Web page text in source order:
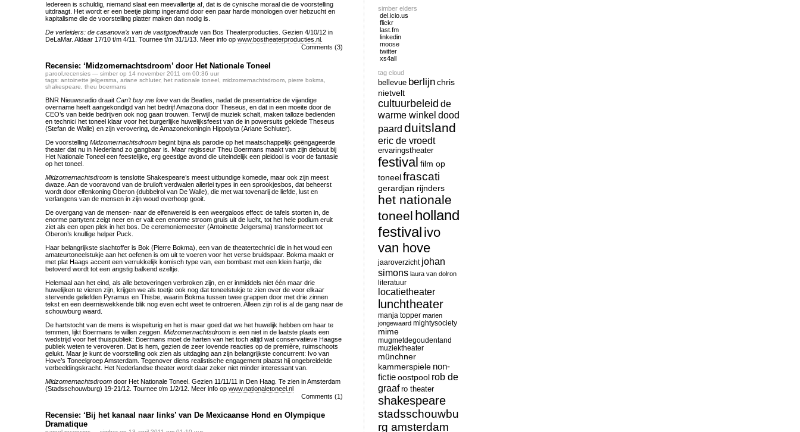
Iedereen is schuldig, niemand slaat een meevallertje af, dat is de cynische moraal die de voorstelling
uitdraagt. Het wordt er een beetje plomp ingeramd door een paar harde monologen over hebzucht en
kapitalisme die de voorstelling platter maken dan nodig is.
De verleiders: de casanova’s van de vastgoedfraude van Bos Theaterproducties. Gezien 4/10/12 in
DeLaMar. Aldaar 17/10 t/m 4/11. Tournee t/m 31/1/13. Meer info op www.bostheaterproducties.nl
Comments (3)
Recensie: ‘Midzomernachtsdroom’ door Het Nationale Toneel
parool recensies — simber op 14 november 2011 om 00:36 uur
tags: antoinette jelgersma ariane schluter, het nationale toneel midzomernachtsdroom pierre bokma
shakespeare
theu boermans
BNR Nieuwsradio draait Can’t buy me love van de Beatles, nadat de presentatrice de vijandige
overname heeft aangekondigd van het bedrijf Amazona door Theseus, en dat in een moeite door de
CEO’s van beide bedrijven ook nog gaan trouwen. Terwijl de muziek schalt, maken talloze bedienden
en technici het toneel klaar voor het burgerlijke huwelijksfeest van de in powersuits geklede Theseus
(Stefan de Walle) en zijn verovering, de Amazonekoningin Hippolyta (Ariane Schluter).
De voorstelling Midzomernachtsdroom begint bijna als parodie op het maatschappelijk geëngageerde
theater dat nu in Nederland zo gangbaar is. Maar regisseur Theu Boermans maakt van zijn debuut bij
Het Nationale Toneel een feestelijke, erg geestige avond die uiteindelijk een pleidooi is voor de fantasie
op het toneel.
Midzomernachtsdroom is tenslotte Shakespeare’s meest uitbundige komedie, maar ook zijn meest
dwaze. Aan de vooravond van de bruiloft verdwalen allerlei types in een sprookjesbos, dat beheerst
wordt door elfenkoning Oberon (dubbelrol van De Walle), die met wat tovenarij de liefde, lust en
verlangens van de mensen in zijn woud overhoop gooit.
De overgang van de mensen- naar de elfenwereld is een weergaloos effect: de tafels storten in, de
enorme partytent zeigt neer en er valt een enorme stroom gruis uit de lucht, tot het hele podium eruit
ziet als een open plek in het bos. De ceremoniemeester (Antoinette Jelgersma) transformeert tot
Oberon’s knullige helper Puck.
Haar belangrijkste slachtoffer is Bok (Pierre Bokma), een van de theatertechnici die in het woud een
amateurtoneelstukje aan het oefenen is om uit te voeren voor het verse bruidspaar. Bokma maakt er
met plat Haags accent een verrukkelijk komisch type van, een bombast met een klein hartje, die
betoverd wordt tot een angstig balkend ezeltje.
Helemaal aan het eind, als alle betoveringen verbroken zijn, en er inmiddels niet één maar drie
huwelijken te vieren zijn, krijgen we als toetje ook nog dat toneelstukje te zien over de voor elkaar
stervende geliefden Pyramus en Thisbe, waarin Bokma tussen twee grappen door met drie zinnen
tekst en een deerniswekkende blik nog even echt weet te ontroeren. Alleen zijn rol is al de gang naar de
schouwburg waard.
De hartstocht van de mens is wispelturig en het is maar goed dat we het huwelijk hebben om haar te
temmen, lijkt Boermans te willen zeggen. Midzomernachtsdroom is een niet in de laatste plaats een
wedstrijd voor het thuispubliek: Boermans moet de harten van het toch altijd wat conservatieve Haagse
publiek weten te veroveren. Dat is hem, gezien de zeer lovende reacties op de première, ruimschoots
gelukt. Maar je kunt de voorstelling ook zien als uitdaging aan zijn belangrijkste concurrent: Ivo van
Hove’s Toneelgroep Amsterdam. Tegenover diens realistische engagement plaatst hij ongebreidelde
verbeeldingskracht. Het Nederlandse theater wordt daar zeker niet minder interessant van.
Midzomernachtsdroom door Het Nationale Toneel. Gezien 11/11/11 in Den Haag. Te zien in Amsterdam
(Stadsschouwburg) 19-21/12. Tournee t/m 1/2/12. Meer info op www.nationaletoneel.nl
Comments (1)
Recensie: ‘Bij het kanaal naar links’ van De Mexicaanse Hond en Olympique
Dramatique
simber elders
del.icio.us
flickr
last.fm
linkedin
moose
twitter
xs4all
tag cloud
bellevue berlijnchris
nietvelt
cultuurbeleid de
warme winkel dood
paard duitsland
eric de vroedt
ervaringstheater
festival film op
toneelfrascati
gerardjan rijnders
het nationale
toneel holland
festival ivo
van hove
jaaroverzicht johan
simons laura van dolron
literatuur
locatietheater
lunchtheater
manja topper marien
jongewaard mightysociety
mime
mugmetdegoudentand
muziektheater
münchner
kammerspiele non-
fictieoostpool rob de
graaf ro theater
shakespeare
stadsschouwbu
rg amsterdam